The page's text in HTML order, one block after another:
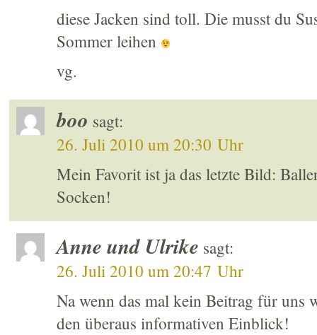
diese Jacken sind toll. Die musst du
Sommer leihen
vg.
boo sagt:
26. Juli 2010 um 20:30 Uhr
Mein Favorit ist ja das letzte Bild:
Socken!
Anne und Ulrike sagt:
26. Juli 2010 um 20:47 Uhr
Na wenn das mal kein Beitrag für
den überaus informativen Einblick!